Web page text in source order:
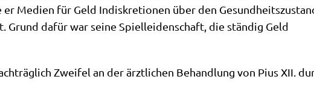
Medi­en für Geld Indis­kre­tio­nen über den
Grund dafür war sei­ne Spiel­lei­den­schaft, die stän­dig Geld
Zwei­fel an der ärzt­li­chen Behand­lung von Pius XII.